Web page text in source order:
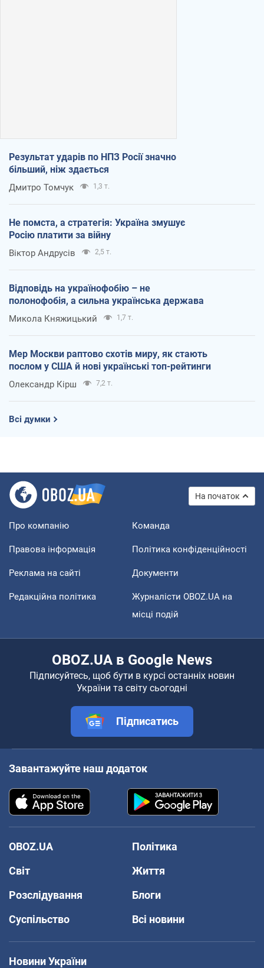
Результат ударів по НПЗ Росії значно
більший, ніж здається
Дмитро Томчук 1,3 т.
Не помста, а стратегія: Україна змушує
Росію платити за війну
Віктор Андрусів 2,5 т.
Відповідь на українофобію – не
полонофобія, а сильна українська держава
Микола Княжицький 1,7 т.
Мер Москви раптово схотів миру, як стають
послом у США й нові українські топ-рейтинги
Олександр Кірш 7,2 т.
Всі думки
На початок
Про компанію Команда
Правова інформація Політика конфіденційності
Реклама на сайті Документи
Редакційна політика
Журналісти OBOZ.UA на
місці подій
OBOZ.UA в Google News
Підписуйтесь, щоб бути в курсі останніх новин
України та світу сьогодні
Підписатись
Завантажуйте наш додаток
OBOZ.UA
Політика
Світ
Життя
Розслідування
Блоги
Суспільство
Всі новини
Новини України